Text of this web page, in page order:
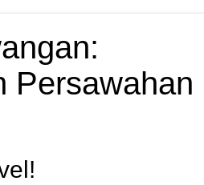
Persawahan